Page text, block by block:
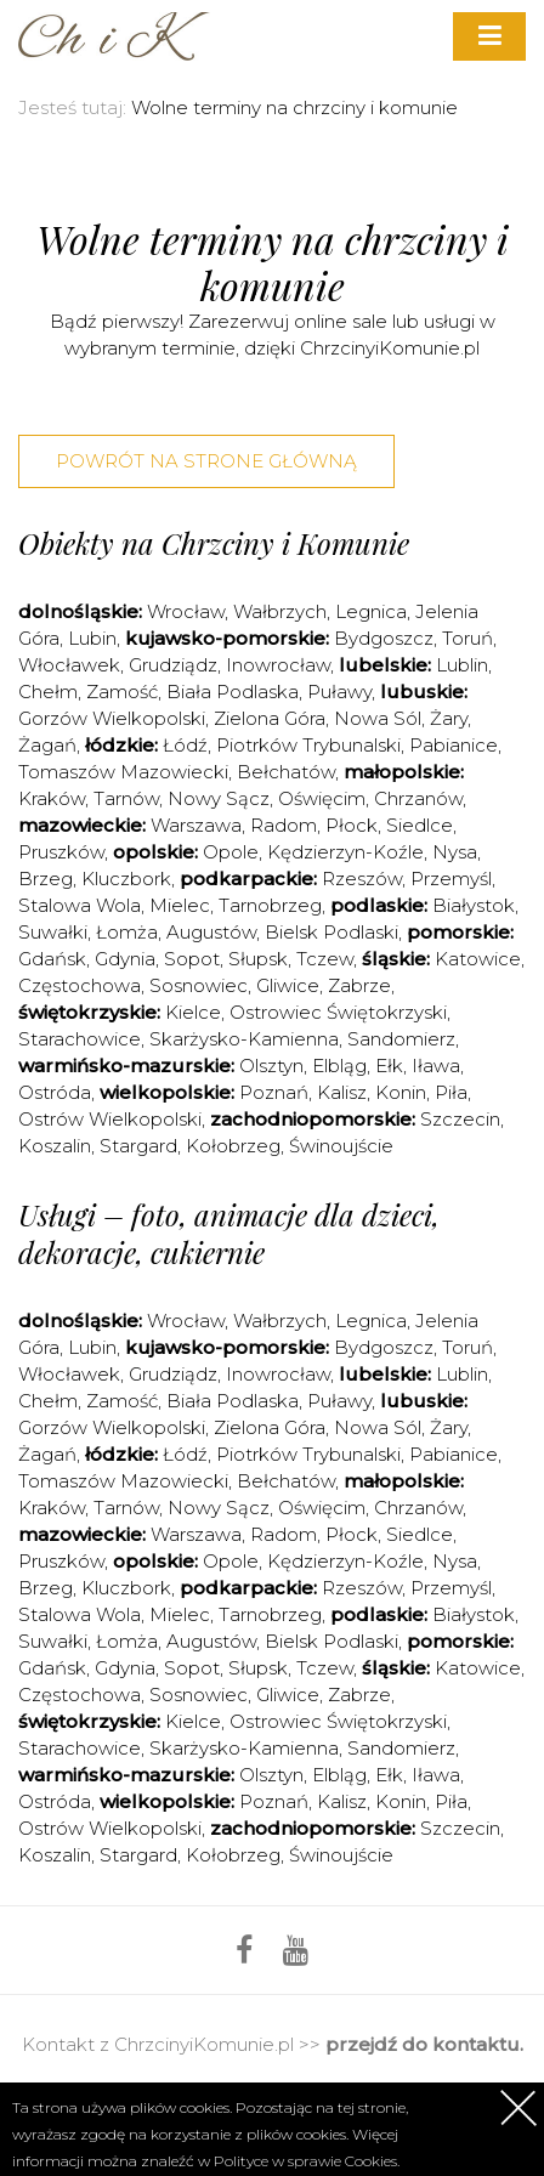
Jesteś tutaj: Wolne terminy na chrzciny i komunie
Wolne terminy na chrzciny i
komunie
Bądź pierwszy! Zarezerwuj online sale lub usługi w
wybranym terminie, dzięki ChrzcinyiKomunie.pl
POWRÓT NA STRONE GŁÓWNĄ
Obiekty na Chrzciny i Komunie
dolnośląskie: Wrocław, Wałbrzych, Legnica, Jelenia
Góra, Lubin, kujawsko-pomorskie: Bydgoszcz, Toruń,
Włocławek, Grudziądz, Inowrocław, lubelskie: Lublin,
Chełm, Zamość, Biała Podlaska, Puławy, lubuskie:
Gorzów Wielkopolski, Zielona Góra, Nowa Sól, Żary,
Żagań, łódzkie: Łódź, Piotrków Trybunalski, Pabianice,
Tomaszów Mazowiecki, Bełchatów, małopolskie:
Kraków, Tarnów, Nowy Sącz, Oświęcim, Chrzanów,
mazowieckie: Warszawa, Radom, Płock, Siedlce,
Pruszków, opolskie: Opole, Kędzierzyn-Koźle, Nysa,
Brzeg, Kluczbork, podkarpackie: Rzeszów, Przemyśl,
Stalowa Wola, Mielec, Tarnobrzeg, podlaskie: Białystok,
Suwałki, Łomża, Augustów, Bielsk Podlaski, pomorskie:
Gdańsk, Gdynia, Sopot, Słupsk, Tczew, śląskie: Katowice,
Częstochowa, Sosnowiec, Gliwice, Zabrze,
świętokrzyskie: Kielce, Ostrowiec Świętokrzyski,
Starachowice, Skarżysko-Kamienna, Sandomierz,
warmińsko-mazurskie: Olsztyn, Elbląg, Ełk, Iława,
Ostróda, wielkopolskie: Poznań, Kalisz, Konin, Piła,
Ostrów Wielkopolski, zachodniopomorskie: Szczecin,
Koszalin, Stargard, Kołobrzeg, Świnoujście
Usługi – foto, animacje dla dzieci,
dekoracje, cukiernie
dolnośląskie: Wrocław, Wałbrzych, Legnica, Jelenia
Góra, Lubin, kujawsko-pomorskie: Bydgoszcz, Toruń,
Włocławek, Grudziądz, Inowrocław, lubelskie: Lublin,
Chełm, Zamość, Biała Podlaska, Puławy, lubuskie:
Gorzów Wielkopolski, Zielona Góra, Nowa Sól, Żary,
Żagań, łódzkie: Łódź, Piotrków Trybunalski, Pabianice,
Tomaszów Mazowiecki, Bełchatów, małopolskie:
Kraków, Tarnów, Nowy Sącz, Oświęcim, Chrzanów,
mazowieckie: Warszawa, Radom, Płock, Siedlce,
Pruszków, opolskie: Opole, Kędzierzyn-Koźle, Nysa,
Brzeg, Kluczbork, podkarpackie: Rzeszów, Przemyśl,
Stalowa Wola, Mielec, Tarnobrzeg, podlaskie: Białystok,
Suwałki, Łomża, Augustów, Bielsk Podlaski, pomorskie:
Gdańsk, Gdynia, Sopot, Słupsk, Tczew, śląskie: Katowice,
Częstochowa, Sosnowiec, Gliwice, Zabrze,
świętokrzyskie: Kielce, Ostrowiec Świętokrzyski,
Starachowice, Skarżysko-Kamienna, Sandomierz,
warmińsko-mazurskie: Olsztyn, Elbląg, Ełk, Iława,
Ostróda, wielkopolskie: Poznań, Kalisz, Konin, Piła,
Ostrów Wielkopolski, zachodniopomorskie: Szczecin,
Koszalin, Stargard, Kołobrzeg, Świnoujście
Kontakt z ChrzcinyiKomunie.pl >> przejdź do kontaktu.
Regulamin Polityka prywatności
Copyright 2017 © Axel Media | Designed by Designum.pl
Ta strona używa plików cookies. Pozostając na tej stronie,
wyrażasz zgodę na korzystanie z plików cookies. Więcej
informacji można znaleźć w Polityce w sprawie Cookies.